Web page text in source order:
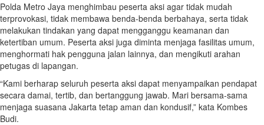
Polda Metro Jaya menghimbau peserta aksi agar tidak mudah
terprovokasi, tidak membawa benda-benda berbahaya, serta tidak
melakukan tindakan yang dapat mengganggu keamanan dan
ketertiban umum. Peserta aksi juga diminta menjaga fasilitas umum,
menghormati hak pengguna jalan lainnya, dan mengikuti arahan
petugas di lapangan.
“Kami berharap seluruh peserta aksi dapat menyampaikan pendapat
secara damai, tertib, dan bertanggung jawab. Mari bersama-sama
menjaga suasana Jakarta tetap aman dan kondusif,” kata Kombes
Budi.